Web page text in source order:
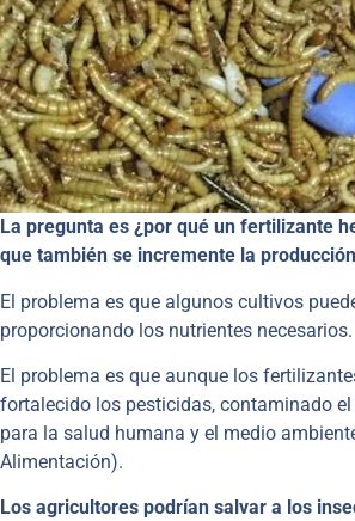
La pregunta es ¿por qué un fertilizante
que también se incremente la
El problema es que algunos cultivos
proporcionando los nutrientes necesarios.
El problema es que aunque los
fortalecido los pesticidas, contaminado
para la salud humana y el medio
Alimentación).
Los agricultores podrían salvar a los